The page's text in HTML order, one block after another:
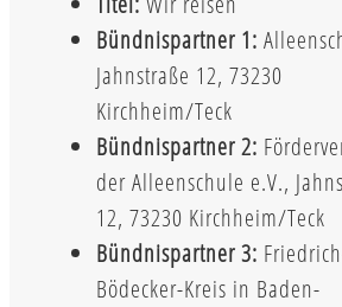
Bündnispartner 1:
Jahnstraße 12, 73230
Kirchheim/Teck
Bündnispartner 2:
der Alleenschule e.V.,
12, 73230 Kirchheim/Teck
Bündnispartner 3:
Bödecker-Kreis in Baden-